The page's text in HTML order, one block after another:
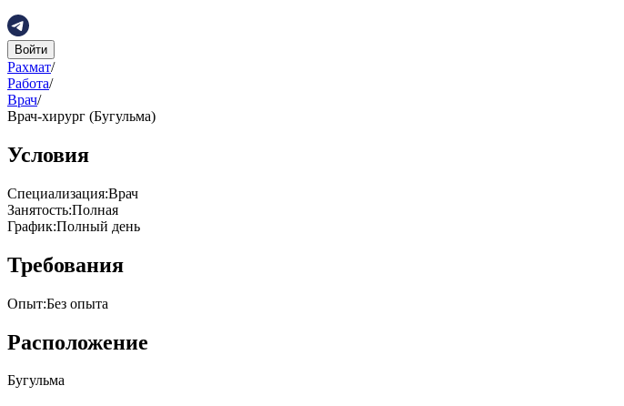
Войти
Рахмат/
Работа/
Врач/
Врач-хирург (Бугульма)
Условия
Специализация:Врач
Занятость:Полная
График:Полный день
Требования
Опыт:Без опыта
Расположение
Бугульма